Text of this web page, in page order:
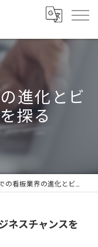
進化とビ
探る
板業界の進化とビジネスチャンスを探る
ネスチャンスを